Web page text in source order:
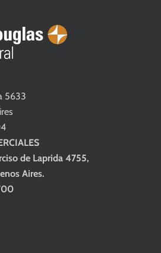
5633
de Laprida 4755,
Aires.